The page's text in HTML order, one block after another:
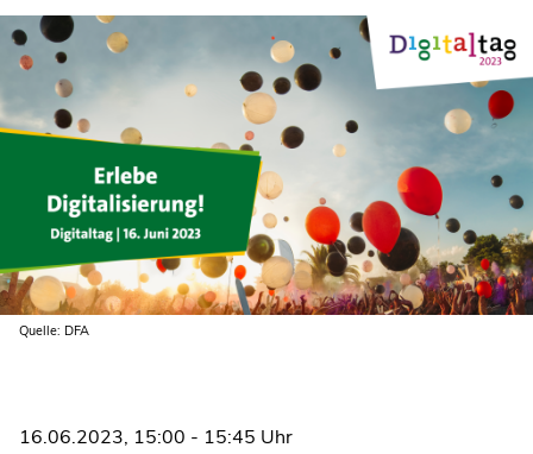
Quelle: DFA
16.06.2023, 15:00 - 15:45 Uhr